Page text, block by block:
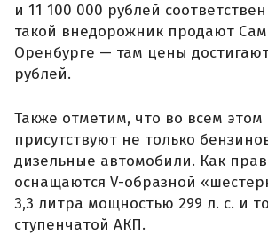
и 11 100 000 рублей
такой внедорожник продают
Оренбурге — там цены
рублей.
Также отметим, что во всем
присутствуют не только
дизельные автомобили. Как
оснащаются V-образной
3,3 литра мощностью 299 л. с. и
ступенчатой АКП.